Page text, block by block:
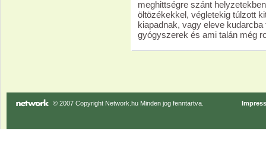
meghittségre szánt
öltözékekkel, végletekig túlzott
kiapadnak, vagy eleve
gyógyszerek és ami talán még
© 2007 Copyright Network.hu Minden jog fenntartva.